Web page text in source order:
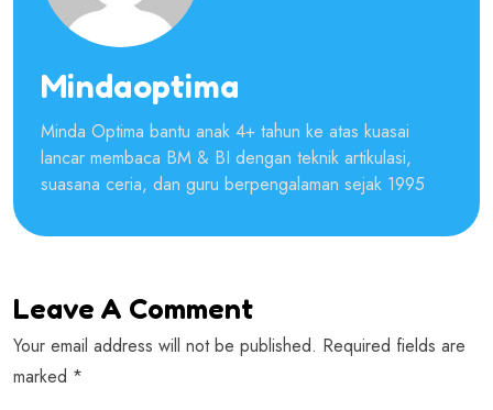
Mindaoptima
Minda Optima bantu anak 4+ tahun ke atas kuasai
lancar membaca BM & BI dengan teknik artikulasi,
suasana ceria, dan guru berpengalaman sejak 1995
Leave A Comment
Your email address will not be published. Required fields are
marked *